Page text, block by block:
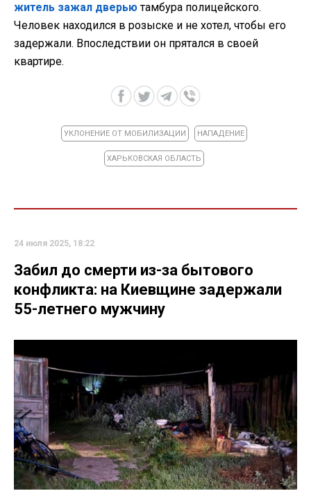
житель зажал дверьютамбура полицейского.
Человек находился в розыске и не хотел, чтобы его
задержали. Впоследствии он прятался в своей
квартире.
УКЛОНЕНИЕ ОТ МОБИЛИЗАЦИИ НАПАДЕНИЕ
ХАРЬКОВСКАЯ ОБЛАСТЬ
24 июля 2025, 18:22
Забил до смерти из-за бытового
конфликта: на Киевщине задержали
55-летнего мужчину